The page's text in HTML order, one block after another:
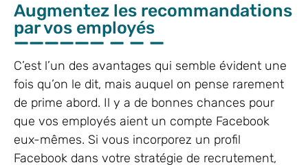
Augmentez les recommandations
par vos employés
C’est l’un des avantages qui semble évident une
fois qu’on le dit, mais auquel on pense rarement
de prime abord. Il y a de bonnes chances pour
que vos employés aient un compte Facebook
eux-mêmes. Si vous incorporez un profil
Facebook dans votre stratégie de recrutement,